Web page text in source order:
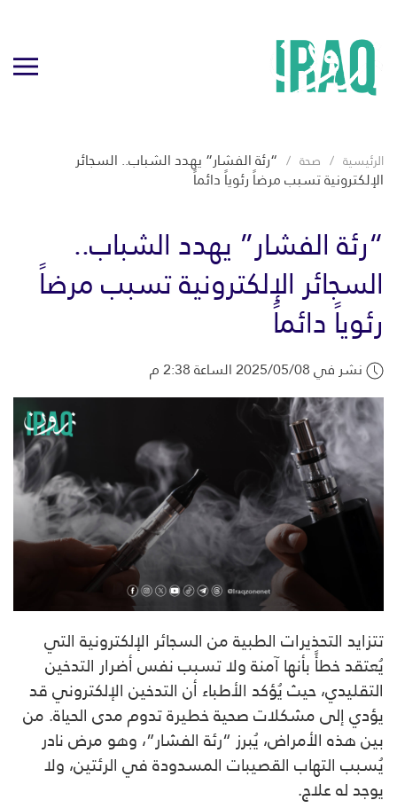
الرئيسية صحة “رئة الفشار” يهدد الشباب.. السجائر
الإلكترونية تسبب مرضاً رئوياً دائماً
“رئة الفشار” يهدد الشباب..
السجائر الإلكترونية تسبب مرضاً
رئوياً دائماً
نشر في 2025/05/08 الساعة 2:38 م
تتزايد التحذيرات الطبية من السجائر الإلكترونية التي
يُعتقد خطأً بأنها آمنة ولا تسبب نفس أضرار التدخين
التقليدي، حيث يُؤكد الأطباء أن التدخين الإلكتروني قد
يؤدي إلى مشكلات صحية خطيرة تدوم مدى الحياة. من
بين هذه الأمراض، يُبرز “رئة الفشار”، وهو مرض نادر
يُسبب التهاب القصيبات المسدودة في الرئتين، ولا
يوجد له علاج.